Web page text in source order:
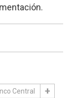
Central